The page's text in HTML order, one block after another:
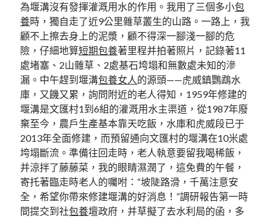
為堰溝沒有發揮灌溉用水的作用。我用了三個多小包
養時，獨自走了近9公里雜草叢生的山路。一路上，我
顧不上擦去身上的泥漿，顧不得深一腳淺一腳的危
險，仔細地算短期包養著里程并拍著照片，記錄著11
處堵塞、2山雜草、2處基石垮塌和無數處未知的滲
漏。中午趕到堰溝包養女人的源頭——虎威鎮鸚鵡水
庫，又饑又累，詢問附近的老人得知，1959年修建的
堰溝是文匯村1到6組的灌溉用水主渠道，從1987年廢
棄至今，農戶生產基本靠天吃飯，水庫和虎威段已于
2013年全面修建，而預留通向文匯村的堰溝在10米處
垮塌斷流。準備往回走時，老人執意要留我喝稀飯，
并涼拌了藤藤菜，我的眼睛濕潤了，這免費的午餐，
寄托著臨走時老人的囑咐：“坡陡路滑，千萬注意安
全，希望你帶來修建堰溝的好消息！”調研報告第一時
間提交到社包養壇政府，并草擬了去水利局的函，多